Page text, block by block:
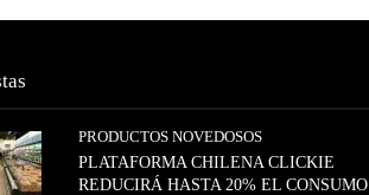
PRODUCTOS NOVEDOSOS
PLATAFORMA CHILENA CLICKIE
REDUCIRÁ HASTA 20% EL CONSUMO